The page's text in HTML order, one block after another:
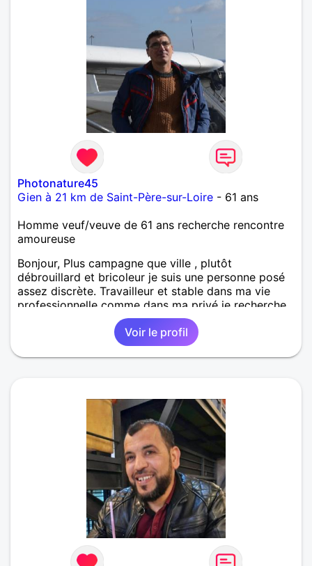
Photonature45
Gien à 21 km de Saint-Père-sur-Loire - 61 ans
Homme veuf/veuve de 61 ans recherche rencontre
amoureuse
Bonjour, Plus campagne que ville , plutôt
débrouillard et bricoleur je suis une personne posé
assez discrète. Travailleur et stable dans ma vie
professionnelle comme dans ma privé je recherche
une femme avec qui partagé vie et loisirs.
Voir le profil